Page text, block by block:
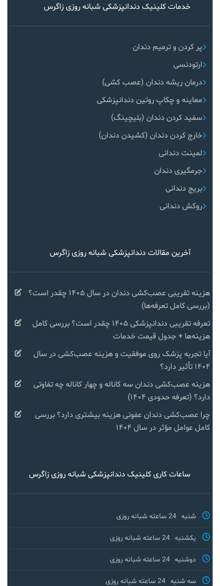
خدمات کلینیک دندانپزشکی شبانه روزی زاگرس
پر کردن و ترمیم دندان
ارتودنسی
درمان ریشه دندان (عصب کشی)
معاینه و چکاپ روتین دندانپزشکی
سفید کردن دندان (بلیچینگ)
خارج کردن دندان (کشیدن دندان)
لمینت دندانی
جرمگیری دندان
بریج دندانی
روکش دندانی
آخرین مقالات دندانپزشکی شبانه روزی زاگرس
هزینه تقریبی عصب‌کشی دندان در سال ۱۴۰۵ چقدر است؟
(بررسی کامل تعرفه‌ها)
تعرفه تقریبی دندانپزشکی ۱۴۰۵ چقدر است؟ بررسی کامل
هزینه‌ها + جدول قیمت خدمات
آیا تجربه پزشک روی موفقیت و هزینه عصب‌کشی در سال
۱۴۰۴ تأثیر دارد؟
هزینه عصب‌کشی دندان سه کاناله و چهار کاناله چه تفاوتی
دارد؟ (تعرفه حدودی ۱۴۰۴)
چرا عصب‌کشی دندان عفونی هزینه بیشتری دارد؟ بررسی
کامل عوامل مؤثر در سال ۱۴۰۴
ساعات کاری کلینیک دندانپزشکی شبانه روزی زاگرس
شنبه 24 ساعته شبانه روزی
یکشنبه 24 ساعته شبانه روزی
دوشنبه 24 ساعته شبانه روزی
سه شنبه 24 ساعته شبانه روزی